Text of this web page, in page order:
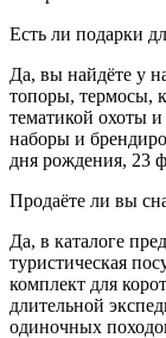
Есть ли подарки
Да, вы найдёте у
топоры, термосы,
тематикой охоты
наборы и
дня рождения, 23
Продаёте ли вы
Да, в каталоге
туристическая
комплект для
длительной
одиночных